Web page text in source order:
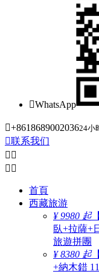
WhatsApp
+861868900203624小
联系我们
 
 
首頁
西藏旅游
¥ 9980 起
臥+拉薩+
旅遊拼團
¥ 8380 起
+納木錯